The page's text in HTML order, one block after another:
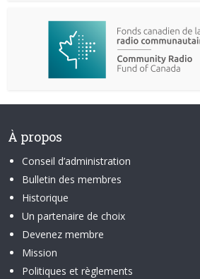
À propos
Conseil d’administration
Bulletin des membres
Historique
Un partenaire de choix
Devenez membre
Mission
Politiques et règlements